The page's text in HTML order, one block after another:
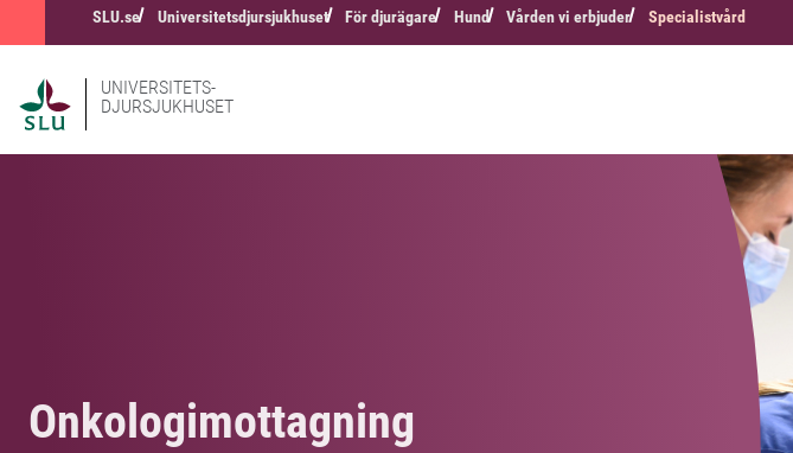
SLU.se Universitetsdjursjukhuset För djurägare Hund Vården vi erbjuder Specialistvård
UNIVERSITETS-
DJURSJUKHUSET
Onkologimottagning